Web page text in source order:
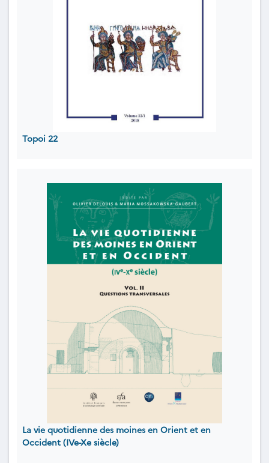
Topoi 22
La vie quotidienne des moines en Orient et en
Occident (IVe-Xe siècle)